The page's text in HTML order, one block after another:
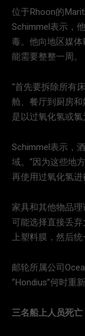
位于Rhoon的
Schimmel表示，
毒。他向地区媒
能需要整整一周。
“首先要拆除所有
舱、餐厅到厨房
是以过氧化氢或
Schimmel表示，
域。“因为这些地
再使用过氧化氢进
家具和其他物品
可能选择直接丢
上塑料膜，然后统
邮轮所属公司
“Hondius”何时重
三名船上人员死亡